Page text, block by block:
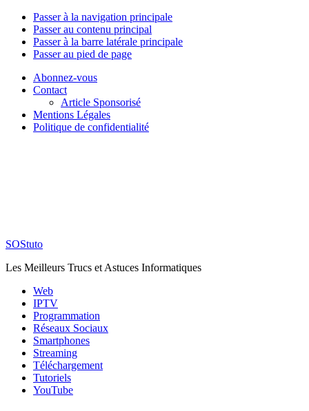
Passer à la navigation principale
Passer au contenu principal
Passer à la barre latérale principale
Passer au pied de page
Abonnez-vous
Contact
Article Sponsorisé
Mentions Légales
Politique de confidentialité
SOStuto
Les Meilleurs Trucs et Astuces Informatiques
Web
IPTV
Programmation
Réseaux Sociaux
Smartphones
Streaming
Téléchargement
Tutoriels
YouTube